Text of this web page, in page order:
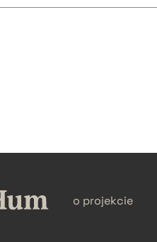
o projekcie